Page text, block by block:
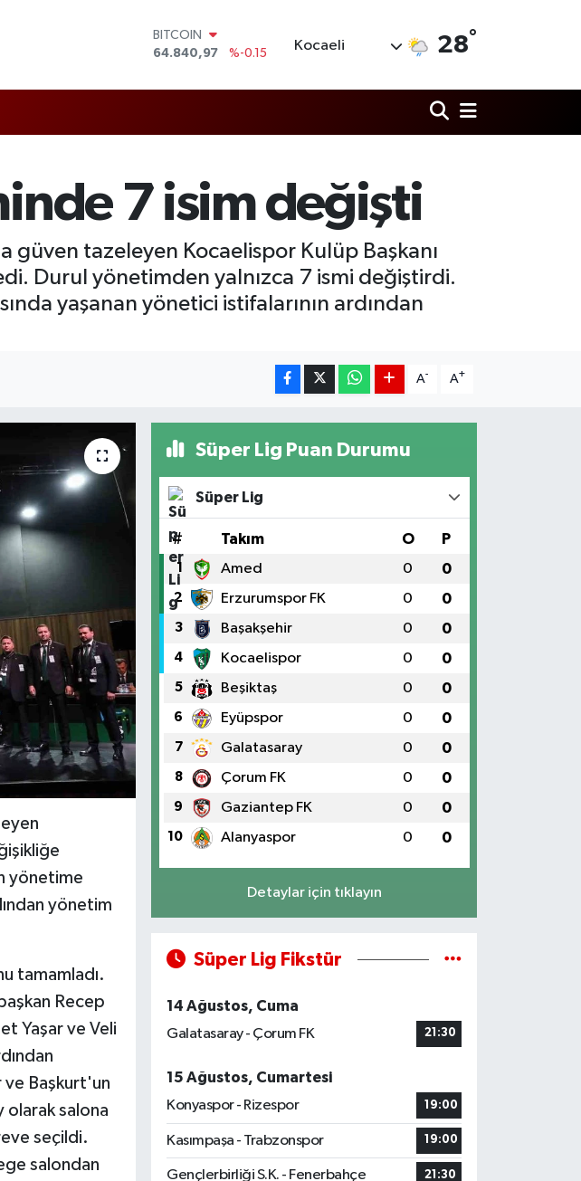
DOLAR
47,7436
%0.18
55,2510
%0.32
BİST100
13.779
%-14
BITCOIN
Kocaeli 28°
7 isim değişti
tazeleyen Kocaelispor Kulüp Başkanı
Durul yönetimden yalnızca 7 ismi değiştirdi.
yaşanan yönetici istifalarının ardından
A- A+
yönetime
yönetim
tamamladı.
Recep
Yaşar ve Veli
ve Başkurt'un
olarak salona
seçildi.
salondan
Süper Lig Puan Durumu
Süper Lig
# Takım O P
1 Amed 0 0
2 Erzurumspor FK 0 0
3 Başakşehir 0 0
4 Kocaelispor 0 0
5 Beşiktaş 0 0
6 Eyüpspor 0 0
7 Galatasaray 0 0
8 Çorum FK 0 0
9 Gaziantep FK 0 0
10 Alanyaspor 0 0
Detaylar için tıklayın
Süper Lig Fikstür
14 Ağustos, Cuma
Galatasaray - Çorum FK
21:30
15 Ağustos, Cumartesi
Konyaspor - Rizespor
19:00
Kasımpaşa - Trabzonspor 19:00
Gençlerbirliği S.K. - Fenerbahçe 21:30